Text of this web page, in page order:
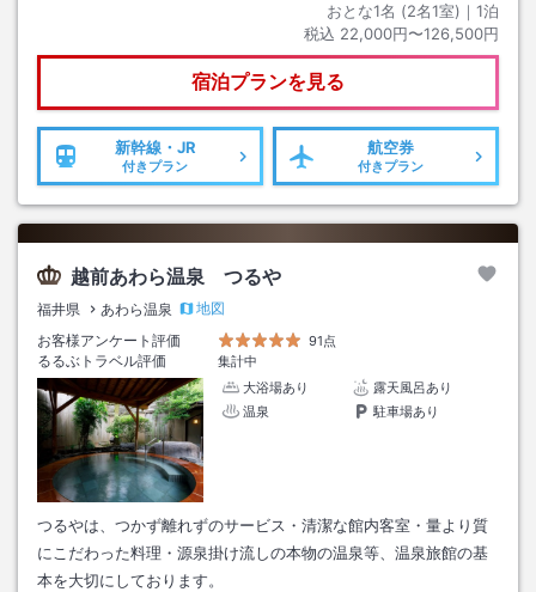
おとな1名 (2名1室)｜ 1泊
税込 22,000円〜126,500円
宿泊プランを見る
新幹線・JR
付きプラン
航空券
付きプラン
越前あわら温泉 つるや
福井県 あわら温泉
地図
お客様アンケート評価
91点
るるぶトラベル評価
集計中
大浴場あり
露天風呂あり
温泉
駐車場あり
つるやは、つかず離れずのサービス・清潔な館内客室・量より質
にこだわった料理・源泉掛け流しの本物の温泉等、温泉旅館の基
本を大切にしております。